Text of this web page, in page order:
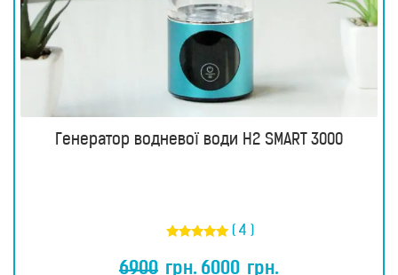
Генератор водневої води H2 SMART 3000
5.00
з 5
( 4 )
6900 грн. 6000 грн.